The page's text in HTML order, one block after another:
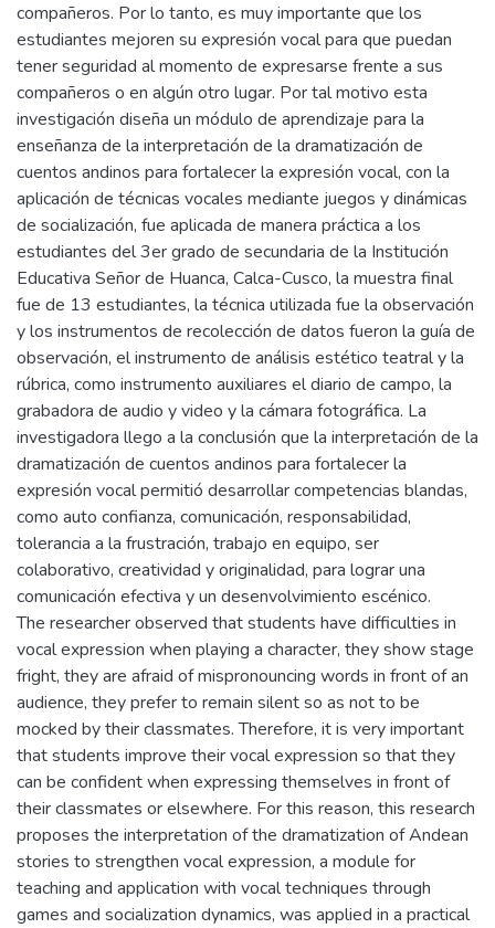
compañeros. Por lo tanto, es muy importante que los
estudiantes mejoren su expresión vocal para que puedan
tener seguridad al momento de expresarse frente a sus
compañeros o en algún otro lugar. Por tal motivo esta
investigación diseña un módulo de aprendizaje para la
enseñanza de la interpretación de la dramatización de
cuentos andinos para fortalecer la expresión vocal, con la
aplicación de técnicas vocales mediante juegos y dinámicas
de socialización, fue aplicada de manera práctica a los
estudiantes del 3er grado de secundaria de la Institución
Educativa Señor de Huanca, Calca-Cusco, la muestra final
fue de 13 estudiantes, la técnica utilizada fue la observación
y los instrumentos de recolección de datos fueron la guía de
observación, el instrumento de análisis estético teatral y la
rúbrica, como instrumento auxiliares el diario de campo, la
grabadora de audio y video y la cámara fotográfica. La
investigadora llego a la conclusión que la interpretación de la
dramatización de cuentos andinos para fortalecer la
expresión vocal permitió desarrollar competencias blandas,
como auto confianza, comunicación, responsabilidad,
tolerancia a la frustración, trabajo en equipo, ser
colaborativo, creatividad y originalidad, para lograr una
comunicación efectiva y un desenvolvimiento escénico.
The researcher observed that students have difficulties in
vocal expression when playing a character, they show stage
fright, they are afraid of mispronouncing words in front of an
audience, they prefer to remain silent so as not to be
mocked by their classmates. Therefore, it is very important
that students improve their vocal expression so that they
can be confident when expressing themselves in front of
their classmates or elsewhere. For this reason, this research
proposes the interpretation of the dramatization of Andean
stories to strengthen vocal expression, a module for
teaching and application with vocal techniques through
games and socialization dynamics, was applied in a practical